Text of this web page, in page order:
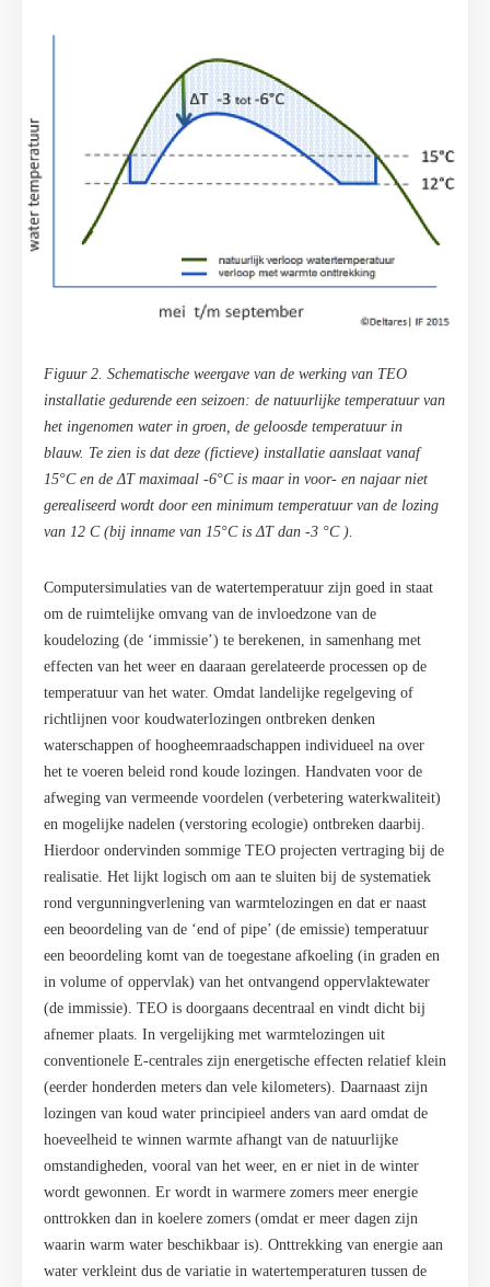
Figuur 2. Schematische weergave van de werking van TEO
installatie gedurende een seizoen: de natuurlijke temperatuur van
het ingenomen water in groen, de geloosde temperatuur in
blauw. Te zien is dat deze (fictieve) installatie aanslaat vanaf
15°C en de ΔT maximaal -6°C is maar in voor- en najaar niet
gerealiseerd wordt door een minimum temperatuur van de lozing
van 12 C (bij inname van 15°C is ΔT dan -3 °C ).
Computersimulaties van de watertemperatuur zijn goed in staat
om de ruimtelijke omvang van de invloedzone van de
koudelozing (de ‘immissie’) te berekenen, in samenhang met
effecten van het weer en daaraan gerelateerde processen op de
temperatuur van het water. Omdat landelijke regelgeving of
richtlijnen voor koudwaterlozingen ontbreken denken
waterschappen of hoogheemraadschappen individueel na over
het te voeren beleid rond koude lozingen. Handvaten voor de
afweging van vermeende voordelen (verbetering waterkwaliteit)
en mogelijke nadelen (verstoring ecologie) ontbreken daarbij.
Hierdoor ondervinden sommige TEO projecten vertraging bij de
realisatie. Het lijkt logisch om aan te sluiten bij de systematiek
rond vergunningverlening van warmtelozingen en dat er naast
een beoordeling van de ‘end of pipe’ (de emissie) temperatuur
een beoordeling komt van de toegestane afkoeling (in graden en
in volume of oppervlak) van het ontvangend oppervlaktewater
(de immissie). TEO is doorgaans decentraal en vindt dicht bij
afnemer plaats. In vergelijking met warmtelozingen uit
conventionele E-centrales zijn energetische effecten relatief klein
(eerder honderden meters dan vele kilometers). Daarnaast zijn
lozingen van koud water principieel anders van aard omdat de
hoeveelheid te winnen warmte afhangt van de natuurlijke
omstandigheden, vooral van het weer, en er niet in de winter
wordt gewonnen. Er wordt in warmere zomers meer energie
onttrokken dan in koelere zomers (omdat er meer dagen zijn
waarin warm water beschikbaar is). Onttrekking van energie aan
water verkleint dus de variatie in watertemperaturen tussen de